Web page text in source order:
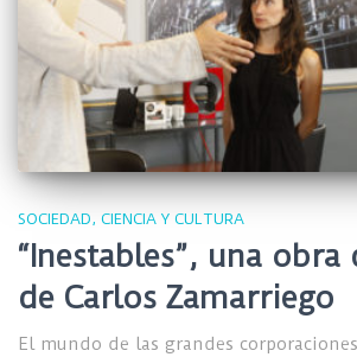
SOCIEDAD, CIENCIA Y CULTURA
“Inestables”, una
de Carlos Zamarriego
El mundo de las grandes